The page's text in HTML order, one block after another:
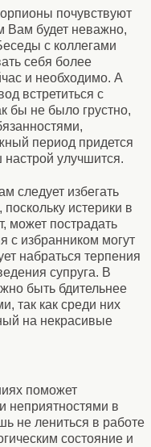
почувствуют
Вам будет неважно,
с коллегами
себя более
и необходимо. А
встретиться с
бы не было грустно,
период придется
улучшится.
следует избегать
истерики в
может пострадать
с избранником могут
набраться терпения
супруга. В
быть бдительнее
так как среди них
на некрасивые
поможет
неприятностями в
не лениться в работе
состояние и